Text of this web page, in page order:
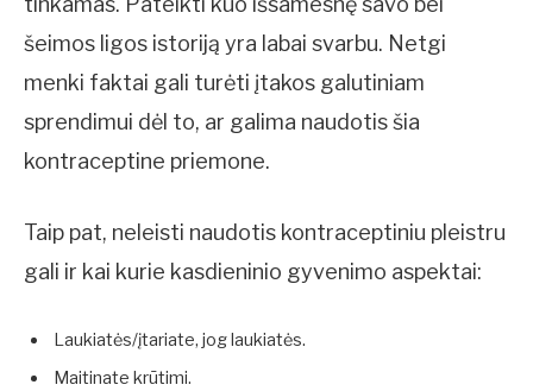
šeimos ligos istoriją yra labai svarbu. Netgi
menki faktai gali turėti įtakos galutiniam
sprendimui dėl to, ar galima naudotis šia
kontraceptine priemone.
Taip pat, neleisti naudotis kontraceptiniu pleistru
gali ir kai kurie kasdieninio gyvenimo aspektai:
Laukiatės/įtariate, jog laukiatės.
Maitinate krūtimi.